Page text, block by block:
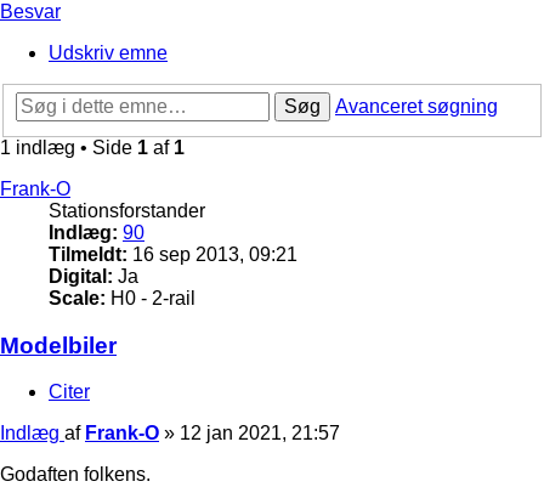
Besvar
Udskriv emne
Søg
Avanceret søgning
1 indlæg • Side 1 af 1
Frank-O
Stationsforstander
Indlæg: 90
Tilmeldt: 16 sep 2013, 09:21
Digital: Ja
Scale: H0 - 2-rail
Modelbiler
Citer
Indlæg af Frank-O » 12 jan 2021, 21:57
Godaften folkens.